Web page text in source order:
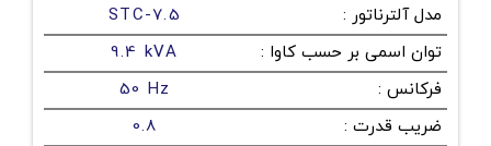
مدل آلترناتور :
STC-7.5
توان اسمی بر حسب کاوا :
9.4 kVA
فرکانس :
50 Hz
ضریب قدرت :
0.8